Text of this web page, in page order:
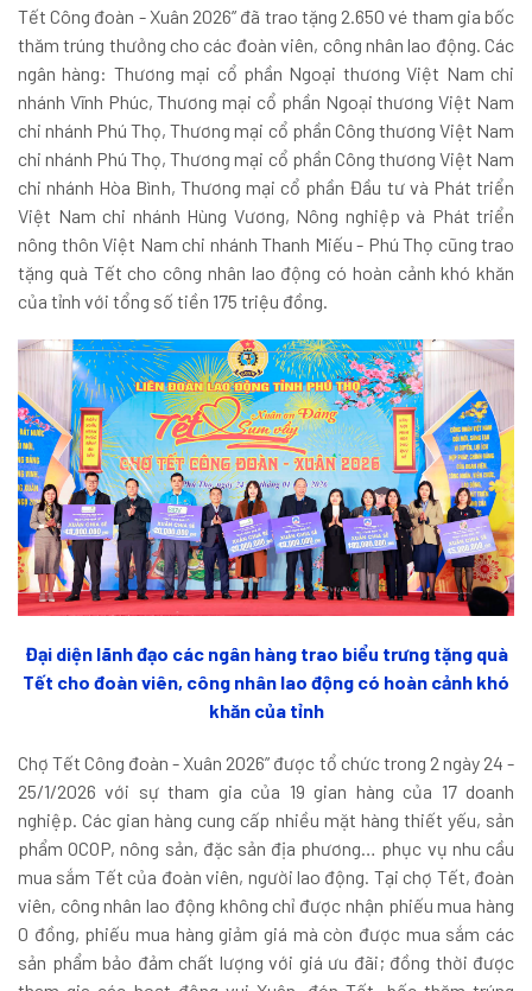
Tết Công đoàn - Xuân 2026” đã trao tặng 2.650 vé tham gia bốc
thăm trúng thưởng cho các đoàn viên, công nhân lao động. Các
ngân hàng: Thương mại cổ phần Ngoại thương Việt Nam chi
nhánh Vĩnh Phúc, Thương mại cổ phần Ngoại thương Việt Nam
chi nhánh Phú Thọ, Thương mại cổ phần Công thương Việt Nam
chi nhánh Phú Thọ, Thương mại cổ phần Công thương Việt Nam
chi nhánh Hòa Bình, Thương mại cổ phần Đầu tư và Phát triển
Việt Nam chi nhánh Hùng Vương, Nông nghiệp và Phát triển
nông thôn Việt Nam chi nhánh Thanh Miếu - Phú Thọ cũng trao
tặng quà Tết cho công nhân lao động có hoàn cảnh khó khăn
của tỉnh với tổng số tiền 175 triệu đồng.
Đại diện lãnh đạo các ngân hàng trao biểu trưng tặng quà
Tết cho đoàn viên, công nhân lao động có hoàn cảnh khó
khăn của tỉnh
Chợ Tết Công đoàn - Xuân 2026” được tổ chức trong 2 ngày 24 -
25/1/2026 với sự tham gia của 19 gian hàng của 17 doanh
nghiệp. Các gian hàng cung cấp nhiều mặt hàng thiết yếu, sản
phẩm OCOP, nông sản, đặc sản địa phương… phục vụ nhu cầu
mua sắm Tết của đoàn viên, người lao động. Tại chợ Tết, đoàn
viên, công nhân lao động không chỉ được nhận phiếu mua hàng
0 đồng, phiếu mua hàng giảm giá mà còn được mua sắm các
sản phẩm bảo đảm chất lượng với giá ưu đãi; đồng thời được